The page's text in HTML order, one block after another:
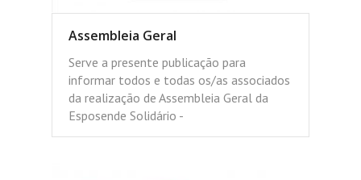
Assembleia Geral
Serve a presente publicação para
informar todos e todas os/as associados
da realização de Assembleia Geral da
Esposende Solidário -